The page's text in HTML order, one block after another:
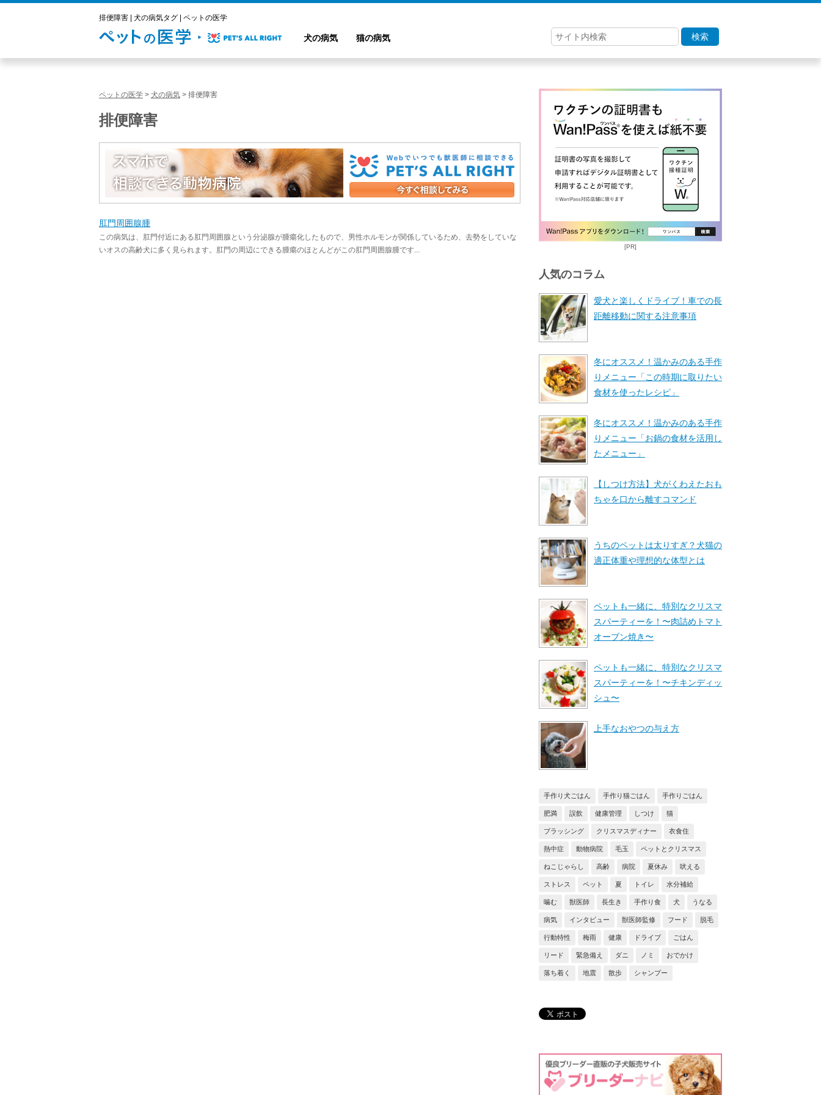
排便障害 | 犬の病気タグ | ペットの医学
犬の病気 猫の病気 検索
ペットの医学 > 犬の病気 > 排便障害
排便障害
肛門周囲腺腫
この病気は、肛門付近にある肛門周囲腺という分泌腺が腫瘍化したもので、男性ホルモンが関係しているため、去勢をしていな
いオスの高齢犬に多く見られます。肛門の周辺にできる腫瘍のほとんどがこの肛門周囲腺腫です...
[PR]
人気のコラム
愛犬と楽しくドライブ！車での長
距離移動に関する注意事項
冬にオススメ！温かみのある手作
りメニュー「この時期に取りたい
食材を使ったレシピ」
冬にオススメ！温かみのある手作
りメニュー「お鍋の食材を活用し
たメニュー」
【しつけ方法】犬がくわえたおも
ちゃを口から離すコマンド
うちのペットは太りすぎ？犬猫の
適正体重や理想的な体型とは
ペットも一緒に、特別なクリスマ
スパーティーを！〜肉詰めトマト
オーブン焼き〜
ペットも一緒に、特別なクリスマ
スパーティーを！〜チキンディッ
シュ〜
上手なおやつの与え方
手作り犬ごはん 手作り猫ごはん 手作りごはん
肥満 誤飲 健康管理 しつけ 猫
ブラッシング クリスマスディナー 衣食住
熱中症 動物病院 毛玉 ペットとクリスマス
ねこじゃらし 高齢 病院 夏休み 吠える
ストレス ペット 夏 トイレ 水分補給
噛む 獣医師 長生き 手作り食 犬 うなる
病気 インタビュー 獣医師監修 フード 脱毛
行動特性 梅雨 健康 ドライブ ごはん
リード 緊急備え ダニ ノミ おでかけ
落ち着く 地震 散歩 シャンプー